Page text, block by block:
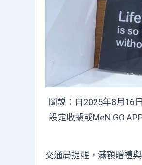
圖説：自2025年8月16
設定收據或MeN GO
交通局提醒，滿額贈禮